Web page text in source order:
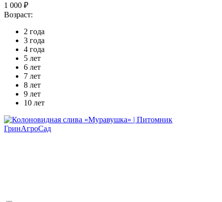
1 000 ₽
Возраст:
2 года
3 года
4 года
5 лет
6 лет
7 лет
8 лет
9 лет
10 лет